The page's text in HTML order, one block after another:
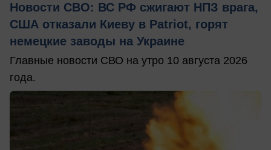
Новости СВО: ВС РФ сжигают НПЗ врага,
США отказали Киеву в Patriot, горят
немецкие заводы на Украине
Главные новости СВО на утро 10 августа 2026
года.